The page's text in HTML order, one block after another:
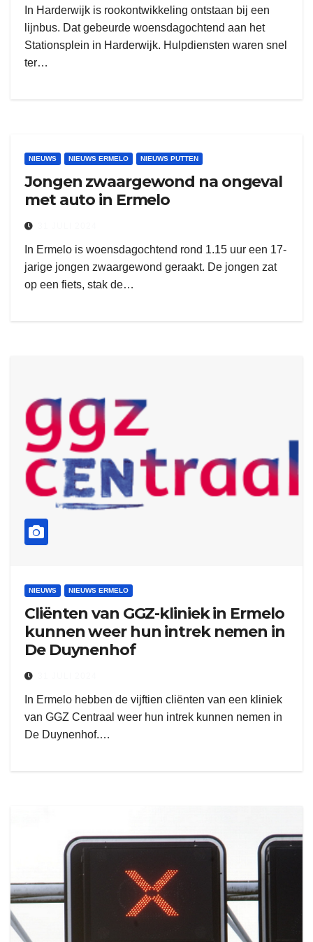
In Harderwijk is rookontwikkeling ontstaan bij een
lijnbus. Dat gebeurde woensdagochtend aan het
Stationsplein in Harderwijk. Hulpdiensten waren snel
ter…
NIEUWS NIEUWS ERMELO NIEUWS PUTTEN
Jongen zwaargewond na ongeval
met auto in Ermelo
In Ermelo is woensdagochtend rond 1.15 uur een 17-
jarige jongen zwaargewond geraakt. De jongen zat
op een fiets, stak de…
NIEUWS NIEUWS ERMELO
Cliënten van GGZ-kliniek in Ermelo
kunnen weer hun intrek nemen in
De Duynenhof
In Ermelo hebben de vijftien cliënten van een kliniek
van GGZ Centraal weer hun intrek kunnen nemen in
De Duynenhof.…